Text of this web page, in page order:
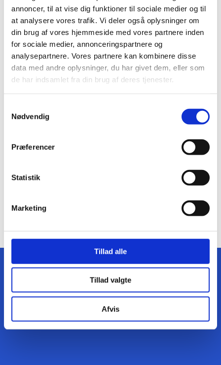
annoncer, til at vise dig funktioner til sociale medier og til
at analysere vores trafik. Vi deler også oplysninger om
din brug af vores hjemmeside med vores partnere inden
for sociale medier, annonceringspartnere og
analysepartnere. Vores partnere kan kombinere disse
data med andre oplysninger, du har givet dem, eller som
de har indsamlet fra din brug af deres tjenester.
Nødvendig
Præferencer
Statistik
Marketing
Tillad alle
Tillad valgte
Afvis
at du har aflyst aftalen inden tidsfristen er udløbet, før
opkrævning af gebyr frafaldes.
Hvis din sundhedsforsikring, arbejdsplads eller
kommunen betaler for din behandling, faktureres de på
samme måde som beskrevet ovenfor plus et
administrationsgebyr. Hvis de ikke dækker betaling for
disse gebyrer, vil du blive opkrævet beløbet herfor. Hvis
tilkendegivelse af, at de dækker betaling for disse
Meld afbud i så god tid som muligt, hvis du ved, du
Forsøg så vidt muligt, at begrænse antallet af gange
du aflyser/ændrer på indgåede aftaler – også selvom
de falder indenfor tidsfristen er overskredet.
Torvet 5A, 1. sal, 3400 Hillerød
Cookie & privatlivspolitik